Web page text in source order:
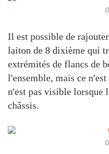
Il est possible de
laiton de 8 dixième qui
extrémités de flancs de
l'ensemble, mais ce
n'est pas visible lorsque
châssis.